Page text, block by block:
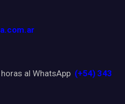
al WhatsApp (+54) 343